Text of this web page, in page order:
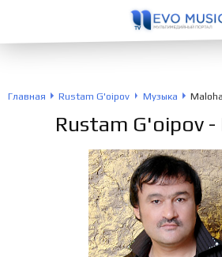
Главная Rustam G'oipov Музыка
Rustam G'oipov-